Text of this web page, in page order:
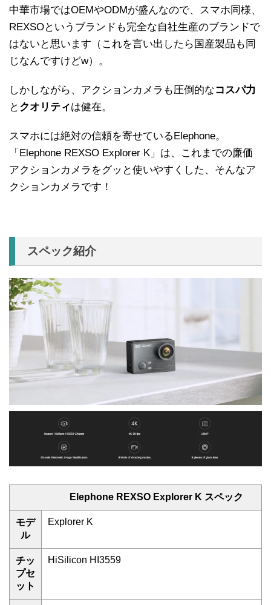
中華市場ではOEMやODMが盛んなので、スマホ同様、
REXSOというブランドも完全な自社生産のブランドで
はないと思います（これを言い出したら国産製品も同
じなんですけどw）。
しかしながら、アクションカメラも圧倒的なコスパ力
と クオリティは健在。
スマホには絶対の信頼を寄せているElephone。
「Elephone REXSO Explorer K」は、これまでの廉価
アクションカメラをグッと使いやすくした、そんなア
クションカメラです！
スペック紹介
Elephone REXSO Explorer K スペック
モデ
ル
Explorer K
チッ
プセ
ット
HiSilicon HI3559